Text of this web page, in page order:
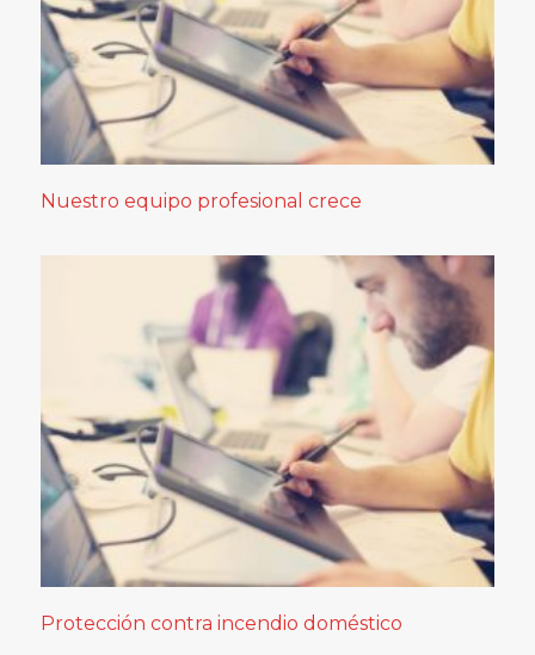
Nuestro equipo profesional crece
Protección contra incendio doméstico